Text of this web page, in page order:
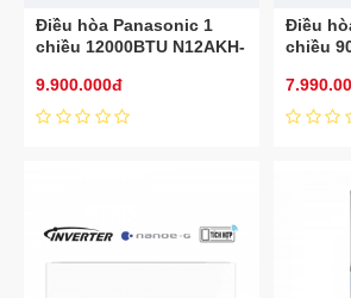
Điều hòa Panasonic 1
chiều 12000BTU N12AKH-
9.900.000đ
Điều
chiều